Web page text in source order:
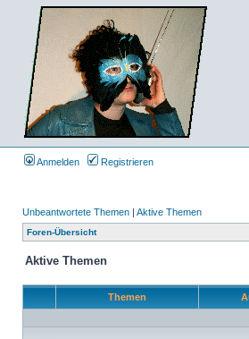
Anmelden Registrieren
Unbeantwortete Themen | Aktive Themen
Foren-Übersicht
Aktive Themen
Themen